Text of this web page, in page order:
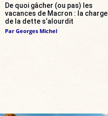
De quoi gâcher (ou pas) les
vacances de Macron : la charge
de la dette s’alourdit
Par Georges Michel